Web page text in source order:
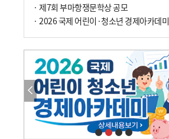
· 제7회 부마항쟁문학상 공모
· 2026 국제 어린이·청소년 경제아카데미